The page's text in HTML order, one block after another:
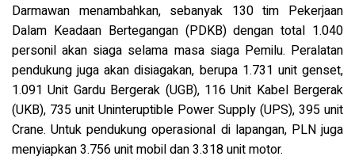
Darmawan menambahkan, sebanyak 130 tim Pekerjaan
Dalam Keadaan Bertegangan (PDKB) dengan total 1.040
personil akan siaga selama masa siaga Pemilu. Peralatan
pendukung juga akan disiagakan, berupa 1.731 unit genset,
1.091 Unit Gardu Bergerak (UGB), 116 Unit Kabel Bergerak
(UKB), 735 unit Uninteruptible Power Supply (UPS), 395 unit
Crane. Untuk pendukung operasional di lapangan, PLN juga
menyiapkan 3.756 unit mobil dan 3.318 unit motor.